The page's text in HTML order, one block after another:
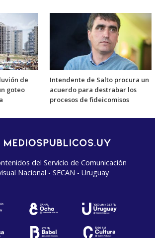
de
goteo
Intendente de Salto procura un
acuerdo para destrabar los
procesos de fideicomisos
del Servicio de Comunicación
Nacional - SECAN - Uruguay